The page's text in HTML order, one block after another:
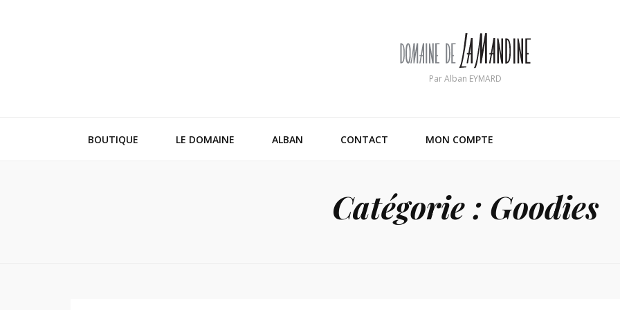
Par Alban EYMARD
BOUTIQUE LE DOMAINE ALBAN CONTACT MON COMPTE
Catégorie : Goodies